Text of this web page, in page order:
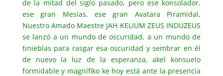
de la mitad del siglo pasado, pero ese konsolador,
ese gran Mesías, ese gran Avatara Piramidal,
Nuestro Amado Maestre JAH KELIUM ZEUS INDUZEUS
se lanzó a un mundo de oscuridad, a un mundo de
tinieblas para rasgar esa oscuridad y sembrar en él
de nuevo la luz de la esperanza, akel konsuelo
formidable y magnífiko ke hoy está ante la presencia